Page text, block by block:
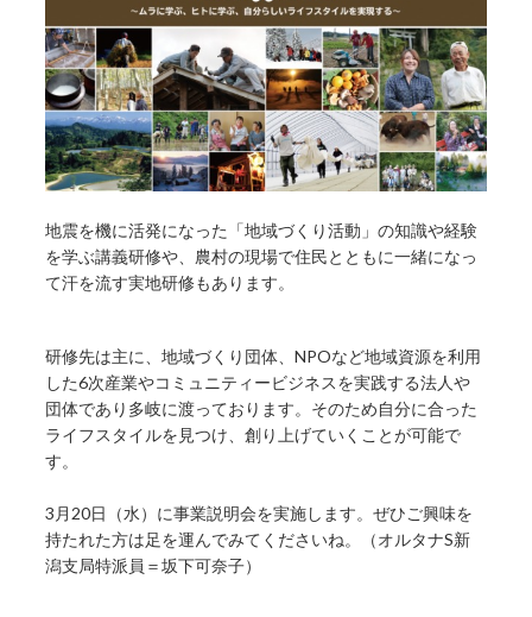
地震を機に活発になった「地域づくり活動」の知識や経験
を学ぶ講義研修や、農村の現場で住民とともに一緒になっ
て汗を流す実地研修もあります。
研修先は主に、地域づくり団体、NPOなど地域資源を利用
した6次産業やコミュニティービジネスを実践する法人や
団体であり多岐に渡っております。そのため自分に合った
ライフスタイルを見つけ、創り上げていくことが可能で
す。
3月20日（水）に事業説明会を実施します。ぜひご興味を
持たれた方は足を運んでみてくださいね。（オルタナS新
潟支局特派員＝坂下可奈子）